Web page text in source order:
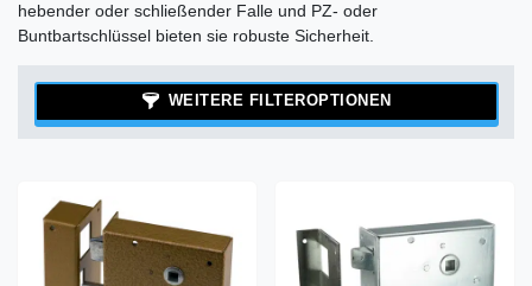
hebender oder schließender Falle und PZ‑ oder
Buntbartschlüssel bieten sie robuste Sicherheit.
WEITERE FILTEROPTIONEN